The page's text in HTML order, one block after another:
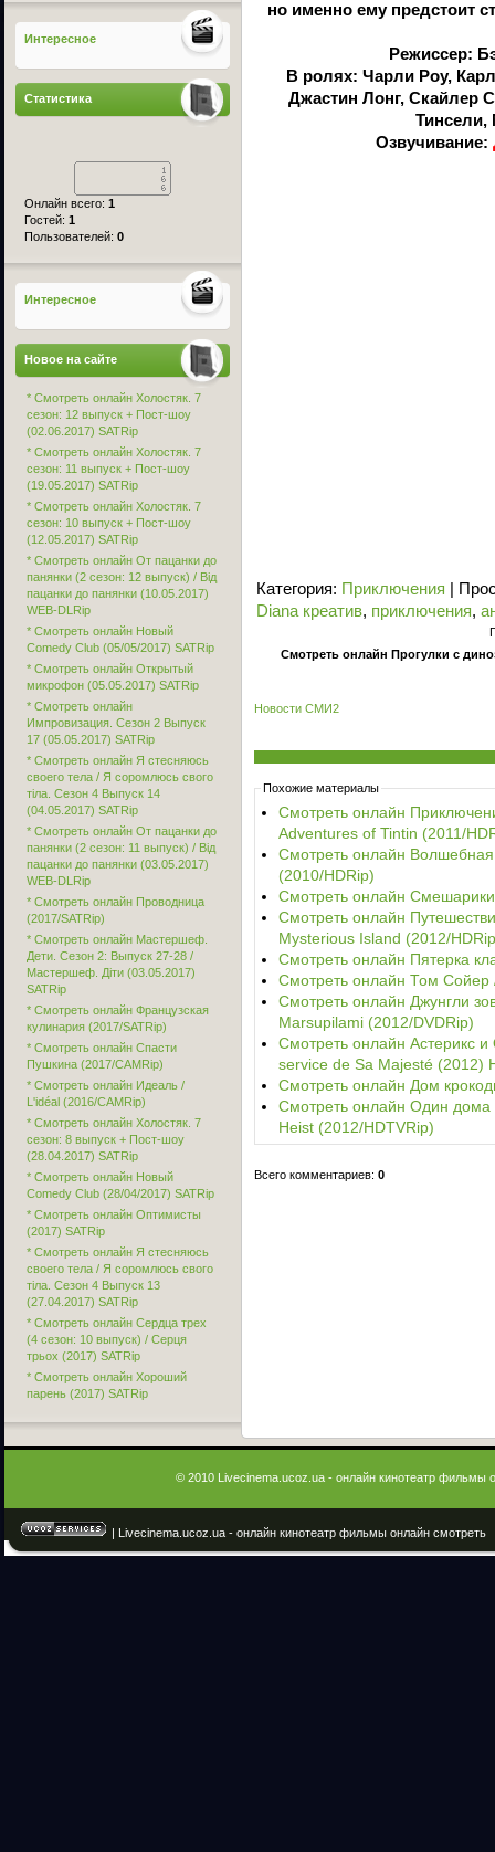
но именно ему предстоит
Режиссер:
В ролях: Чарли Роу,
Джастин Лонг, Скайлер
Тинсели,
Озвучивание:
Категория: Приключения
Diana креатив, приключения,
Смотреть онлайн Прогулки с
Новости СМИ2
Похожие материалы
Смотреть онлайн
Adventures of Tintin (2011/
Смотреть онлайн
(2010/HDRip)
Смотреть онлайн
Смотреть онлайн
Mysterious Island (2012/
Смотреть онлайн Пятерка
Смотреть онлайн Том Сойер
Смотреть онлайн Джунгли
Marsupilami (2012/DVDRip)
Смотреть онлайн Астерикс
service de Sa Majesté (2012)
Смотреть онлайн Дом
Смотреть онлайн Один дома
Heist (2012/HDTVRip)
Всего комментариев: 0
Интересное
Статистика
Онлайн всего: 1
Гостей: 1
Пользователей: 0
Интересное
Новое на сайте
* Смотреть онлайн Холостяк. 7
сезон: 12 выпуск + Пост-шоу
(02.06.2017) SATRip
* Смотреть онлайн Холостяк. 7
сезон: 11 выпуск + Пост-шоу
(19.05.2017) SATRip
* Смотреть онлайн Холостяк. 7
сезон: 10 выпуск + Пост-шоу
(12.05.2017) SATRip
* Смотреть онлайн От пацанки до
панянки (2 сезон: 12 выпуск) / Від
пацанки до панянки (10.05.2017)
WEB-DLRip
* Смотреть онлайн Новый
Comedy Club (05/05/2017) SATRip
* Смотреть онлайн Открытый
микрофон (05.05.2017) SATRip
* Смотреть онлайн
Импровизация. Сезон 2 Выпуск
17 (05.05.2017) SATRip
* Смотреть онлайн Я стесняюсь
своего тела / Я соромлюсь свого
тіла. Сезон 4 Выпуск 14
(04.05.2017) SATRip
* Смотреть онлайн От пацанки до
панянки (2 сезон: 11 выпуск) / Від
пацанки до панянки (03.05.2017)
WEB-DLRip
* Смотреть онлайн Проводница
(2017/SATRip)
* Смотреть онлайн Мастершеф.
Дети. Сезон 2: Выпуск 27-28 /
Мастершеф. Діти (03.05.2017)
SATRip
* Смотреть онлайн Французская
кулинария (2017/SATRip)
* Смотреть онлайн Спасти
Пушкина (2017/CAMRip)
* Смотреть онлайн Идеаль /
L'idéal (2016/CAMRip)
* Смотреть онлайн Холостяк. 7
сезон: 8 выпуск + Пост-шоу
(28.04.2017) SATRip
* Смотреть онлайн Новый
Comedy Club (28/04/2017) SATRip
* Смотреть онлайн Оптимисты
(2017) SATRip
* Смотреть онлайн Я стесняюсь
своего тела / Я соромлюсь свого
тіла. Сезон 4 Выпуск 13
(27.04.2017) SATRip
* Смотреть онлайн Сердца трех
(4 сезон: 10 выпуск) / Серця
трьох (2017) SATRip
* Смотреть онлайн Хороший
парень (2017) SATRip
© 2010 Livecinema.ucoz.ua - онлайн кинотеатр фильмы
| Livecinema.ucoz.ua - онлайн кинотеатр фильмы онлайн смотреть